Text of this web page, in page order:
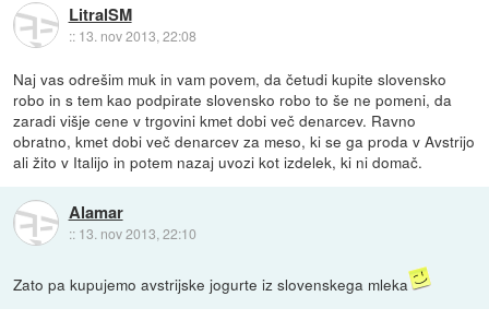
LitralSM
:: 13. nov 2013, 22:08
Naj vas odrešim muk in vam povem, da četudi kupite slovensko
robo in s tem kao podpirate slovensko robo to še ne pomeni, da
zaradi višje cene v trgovini kmet dobi več denarcev. Ravno
obratno, kmet dobi več denarcev za meso, ki se ga proda v Avstrijo
ali žito v Italijo in potem nazaj uvozi kot izdelek, ki ni domač.
Alamar
:: 13. nov 2013, 22:10
Zato pa kupujemo avstrijske jogurte iz slovenskega mleka